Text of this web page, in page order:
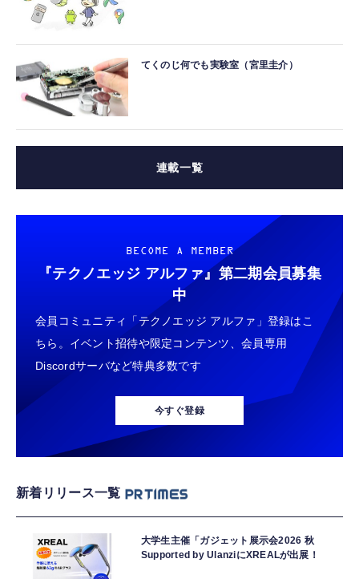
てくのじ何でも実験室（宮里圭介）
連載一覧
BECOME A MEMBER
『テクノエッジ アルファ』 第二期会員募集
中
会員コミュニティ「テクノエッジ アルファ」登録はこ
ちら。イベント招待や限定コンテンツ、会員専用
Discordサーバなど特典多数です
今すぐ登録
新着リリース一覧
大学生主催「ガジェット展示会2026 秋
Supported by UlanziにXREALが出展！